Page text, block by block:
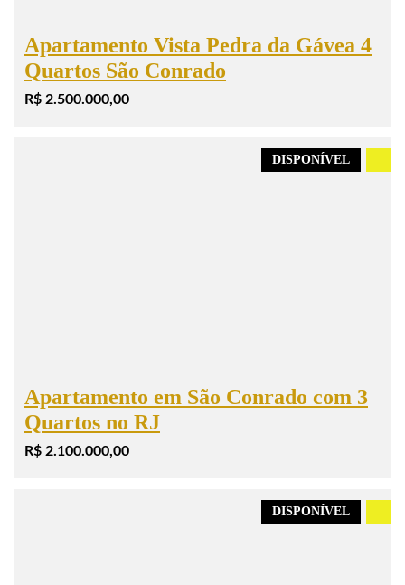
Apartamento Vista Pedra da Gávea 4
Quartos São Conrado
R$ 2.500.000,00
DISPONÍVEL
Apartamento em São Conrado com 3
Quartos no RJ
R$ 2.100.000,00
DISPONÍVEL